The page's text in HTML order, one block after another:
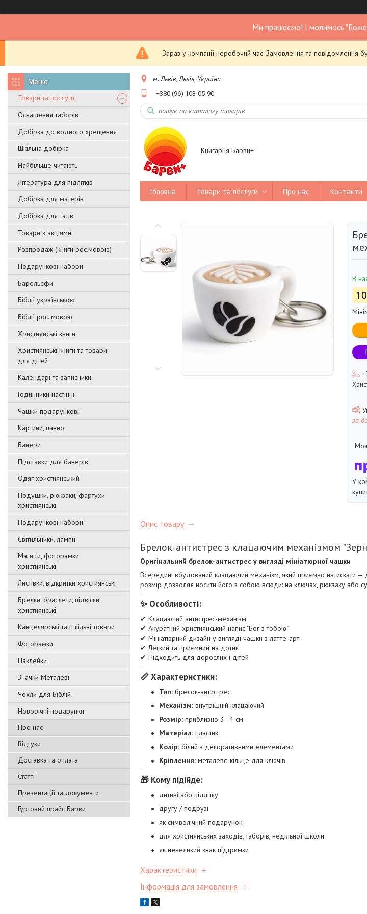
Ми працюємо! І молимось
Зараз у компанії неробочий час. Замовлення та
Товари та послуги
Оснащення таборів
Добірка до водного хрещення
Шкільна добірка
Найбільше читають
Література для підлітків
Добірка для матерів
Добірка для татів
Товари з акціями
Розпродаж (книги рос.мовою)
Подарункові набори
Барельєфи
Біблії українською
Біблії рос. мовою
Християнські книги
Християнські книги та товари
для дітей
Календарі та записники
Годинники настінні
Чашки подарункові
Картини, панно
Банери
Підставки для банерів
Одяг християнський
Подушки, рюкзаки, фартухи
християнські
Подарункові набори
Світильники, лампи
Магніти, фоторамки
християнські
Листівки, відкритки християнські
Брелки, браслети, підвіски
християнські
Канцелярські та шкільні товари
Фоторамки
Наклейки
Значки Металеві
Чохли для Біблій
Новорічні подарунки
Про нас
Відгуки
Доставка та оплата
Статті
Презентації та документи
Гуртовий прайс Барви
м. Львів, Львів, Україна
+380 (96) 103-05-90
Книгарня Барви+
Головна Товари та послуги Про нас Контакти
В
за
У
Опис товару
Брелок-антистрес з клацаючим механізмом
Оригінальний брелок-антистрес у вигляді мініатюрної чашки
Всередині вбудований клацаючий механізм, який приємно натискати —
розмір дозволяє носити його з собою всюди: на ключах, рюкзаку або
✨ Особливості:
✔ Клацаючий антистрес-механізм
✔ Акуратний християнський напис "Бог з тобою"
✔ Мініатюрний дизайн у вигляді чашки з латте-арт
✔ Легкий та приємний на дотик
✔ Підходить для дорослих і дітей
📏 Характеристики:
Тип: брелок-антистрес
Механізм: внутрішній клацаючий
Розмір: приблизно 3–4 см
Матеріал: пластик
Колір: білий з декоративними елементами
Кріплення: металеве кільце для ключів
🎁 Кому підійде:
дитині або підлітку
другу / подрузі
як символічний подарунок
для християнських заходів, таборів, недільної школи
як невеликий знак підтримки
Характеристики
Інформація для замовлення